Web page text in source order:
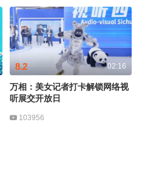
02:16
8.2
万相：美女记者打卡解锁网络视
听展交开放日
103956